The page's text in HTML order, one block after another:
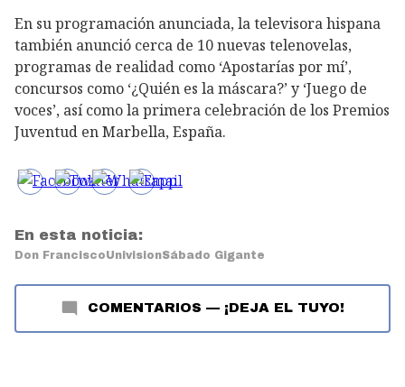
En su programación anunciada, la televisora hispana
también anunció cerca de 10 nuevas telenovelas,
programas de realidad como ‘Apostarías por mí’,
concursos como ‘¿Quién es la máscara?’ y ‘Juego de
voces’, así como la primera celebración de los Premios
Juventud en Marbella, España.
En esta noticia:
Don FranciscoUnivisionSábado Gigante
COMENTARIOS — ¡DEJA EL TUYO!